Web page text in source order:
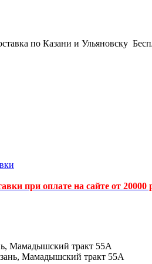
по Казани и Ульяновску
при оплате на сайте от 20000
Мамадышский тракт 55А
Мамадышский тракт 55А